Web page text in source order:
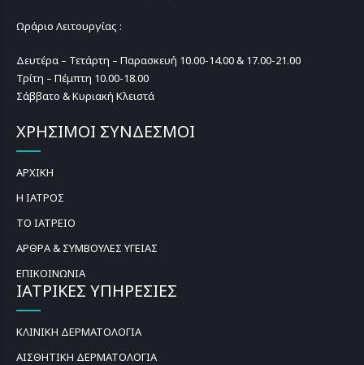
Ωράριο Λειτουργίας :
Δευτέρα – Τετάρτη – Παρασκευή 10.00-14.00 & 17.00-21.00
Τρίτη – Πέμπτη 10.00-18.00
Σάββατο & Κυριακή Κλειστά
ΧΡΗΣΙΜΟΙ ΣΥΝΔΕΣΜΟΙ
ΑΡΧΙΚΗ
Η ΙΑΤΡΟΣ
ΤΟ ΙΑΤΡΕΙΟ
ΑΡΘΡΑ & ΣΥΜΒΟΥΛΕΣ ΥΓΕΙΑΣ
ΕΠΙΚΟΙΝΩΝΙΑ
ΙΑΤΡΙΚΕΣ ΥΠΗΡΕΣΙΕΣ
ΚΛΙΝΙΚΗ ΔΕΡΜΑΤΟΛΟΓΙΑ
ΑΙΣΘΗΤΙΚΗ ΔΕΡΜΑΤΟΛΟΓΙΑ